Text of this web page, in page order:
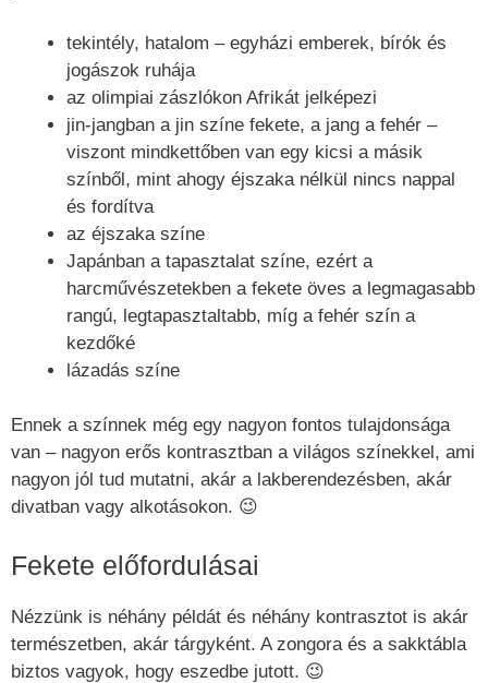
tekintély, hatalom – egyházi emberek, bírók és
jogászok ruhája
az olimpiai zászlókon Afrikát jelképezi
jin-jangban a jin színe fekete, a jang a fehér –
viszont mindkettőben van egy kicsi a másik
színből, mint ahogy éjszaka nélkül nincs nappal
és fordítva
az éjszaka színe
Japánban a tapasztalat színe, ezért a
harcművészetekben a fekete öves a legmagasabb
rangú, legtapasztaltabb, míg a fehér szín a
kezdőké
lázadás színe
Ennek a színnek még egy nagyon fontos tulajdonsága
van – nagyon erős kontrasztban a világos színekkel, ami
nagyon jól tud mutatni, akár a lakberendezésben, akár
divatban vagy alkotásokon. 😉
Fekete előfordulásai
Nézzünk is néhány példát és néhány kontrasztot is akár
természetben, akár tárgyként. A zongora és a sakktábla
biztos vagyok, hogy eszedbe jutott. 😉